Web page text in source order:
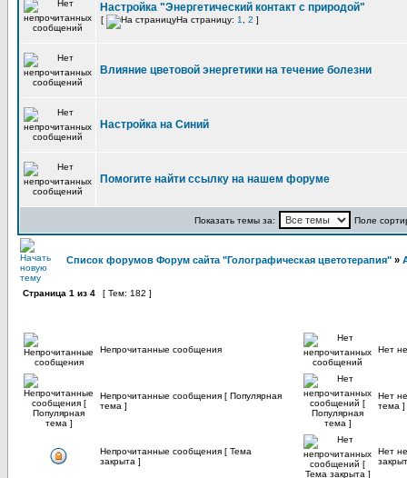
Настройка "Энергетический контакт с природой"
[ На страницу: 1 2 ]
Влияние цветовой энергетики на течение болезни
Настройка на Синий
Помогите найти ссылку на нашем форуме
Показать темы за: Поле
Список форумов Форум сайта "Голографическая цветотерапия" »
Страница 1 из 4 [ Тем: 182 ]
Непрочитанные сообщения Нет
Непрочитанные сообщения [ Популярная
тема ]
Нет
тема ]
Непрочитанные сообщения [ Тема
закрыта ]
Нет